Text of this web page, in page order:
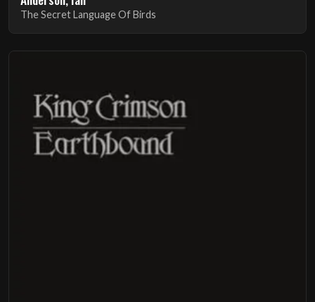
The Secret Language Of Birds